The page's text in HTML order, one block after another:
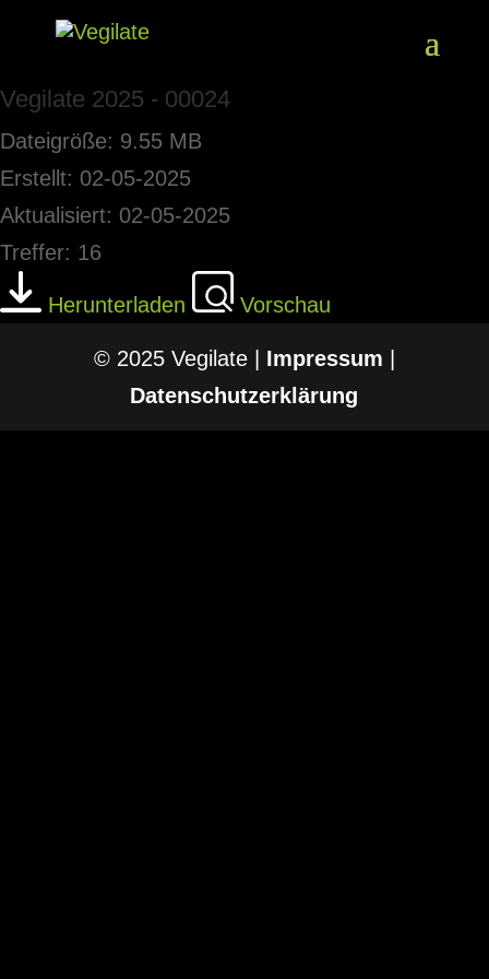
Vegilate 2025 - 00024
Dateigröße: 9.55 MB
Erstellt: 02-05-2025
Aktualisiert: 02-05-2025
Treffer: 16
Herunterladen Vorschau
© 2025 Vegilate | Impressum
Datenschutzerklärung